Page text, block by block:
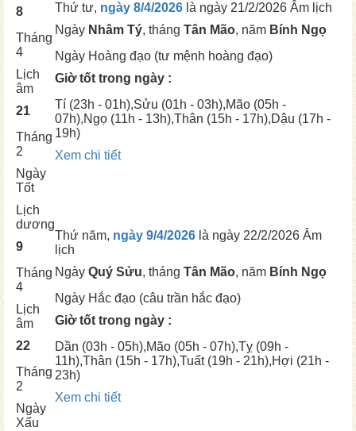
8
Tháng
4
Lịch
âm
21
Tháng
2
Ngày
Tốt
Thứ tư, ngày 8/4/2026 là ngày 21/2/2026 Âm lịch
Ngày Nhâm Tý, tháng Tân Mão, năm Bính Ngọ
Ngày Hoàng đạo (tư mệnh hoàng đạo)
Giờ tốt trong ngày :
Tí (23h - 01h),Sửu (01h - 03h),Mão (05h -
07h),Ngọ (11h - 13h),Thân (15h - 17h),Dậu (17h -
19h)
Xem chi tiết
Lịch
dương
9
Tháng
4
Lịch
âm
22
Tháng
2
Ngày
Xấu
Thứ năm, ngày 9/4/2026 là ngày 22/2/2026 Âm
lịch
Ngày Quý Sửu, tháng Tân Mão, năm Bính Ngọ
Ngày Hắc đạo (câu trần hắc đạo)
Giờ tốt trong ngày :
Dần (03h - 05h),Mão (05h - 07h),Tỵ (09h -
11h),Thân (15h - 17h),Tuất(19h - 21h),Hợi (21h -
23h)
Xem chi tiết